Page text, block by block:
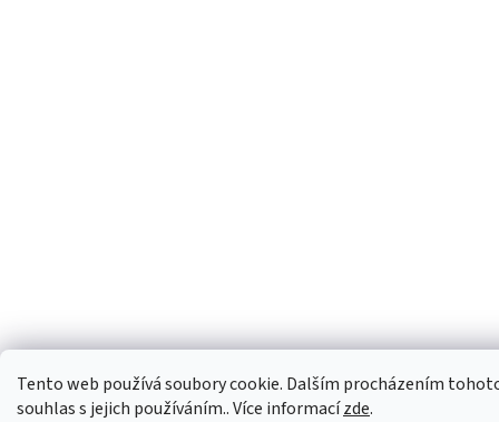
Tento web používá soubory cookie. Dalším procházením
souhlas s jejich používáním.. Více informacízde.